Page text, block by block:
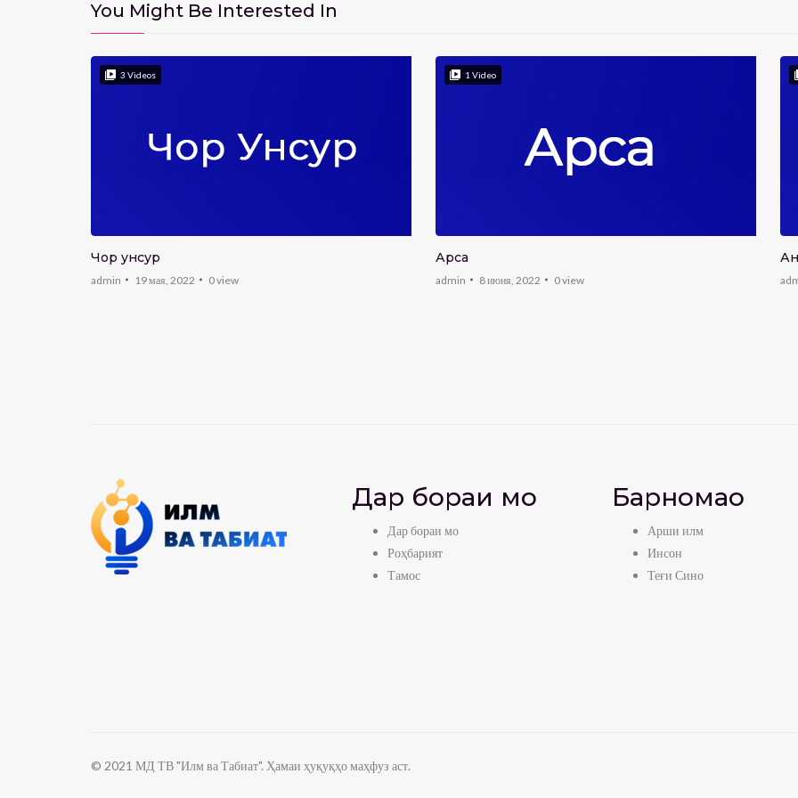
You Might Be Interested In
3 Videos
Чор унсур
admin 19 мая, 2022 0view
1 Video
Арса
admin 8 июня, 2022 0view
Дар бораи мо
Дар бораи мо
Роҳбарият
Тамос
Барномаҳо
Арши илм
Инсон
Теғи Сино
© 2021 МД ТВ "Илм ва Табиат". Ҳамаи ҳуқуқҳо маҳфуз аст.